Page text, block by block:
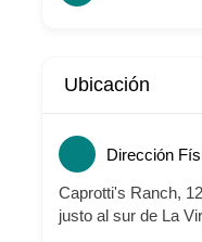
Ubicación
Dirección
Caprotti's Ranch,
justo al sur de La